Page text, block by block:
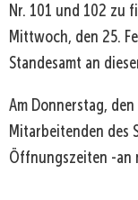
Nr. 101 und 102 zu
Mittwoch, den 25.
Standesamt an
Am Donnerstag,
Mitarbeitenden des
Öffnungszeiten -an